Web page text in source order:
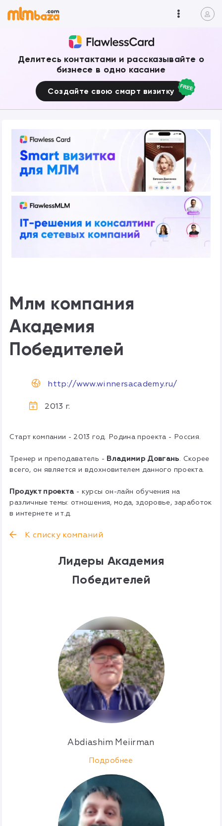
Делитесь контактами и рассказывайте о
бизнесе в одно касание
Создайте свою смарт визитку
Млм компания
Академия
Победителей
http://www.winnersacademy.ru/
2013 г.
Старт компании - 2013 год. Родина проекта - Россия.
Тренер и преподаватель - Владимир Довгань. Скорее
всего, он является и вдохновителем данного проекта.
Продукт проекта - курсы он-лайн обучения на
различные темы: отношения, мода, здоровье, заработок
в интернете и т.д.
К списку компаний
Лидеры Академия
Победителей
Abdiashim Meiirman
Подробнее